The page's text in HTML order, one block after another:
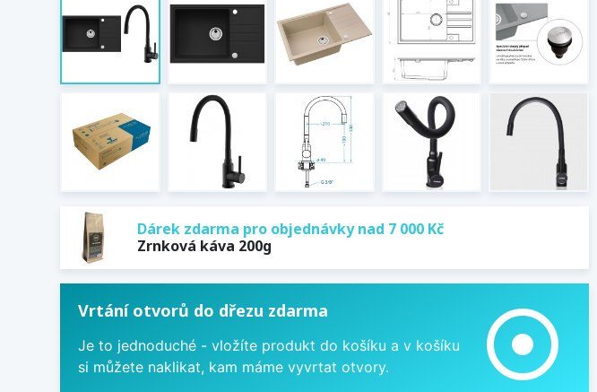
Dárek zdarma pro objednávky nad 7 000 Kč
Zrnková káva 200g
Vrtání otvorů do dřezu zdarma
Je to jednoduché - vložíte produkt do košíku a v košíku
si můžete naklikat, kam máme vyvrtat otvory.
adjust